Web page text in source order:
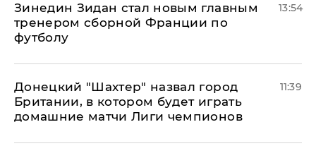
Зинедин Зидан стал новым главным
тренером сборной Франции по
футболу
13:54
Донецкий "Шахтер" назвал город
Британии, в котором будет играть
домашние матчи Лиги чемпионов
11:39